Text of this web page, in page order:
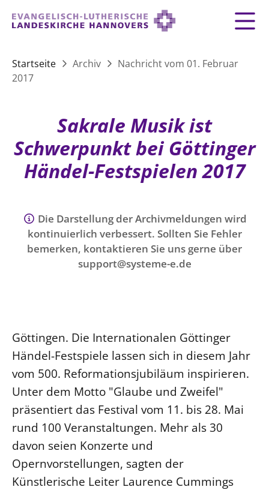
Startseite Archiv
Nachricht vom 01. Februar
2017
Sakrale Musik ist
Schwerpunkt bei Göttinger
Händel-Festspielen 2017
Die Darstellung der Archivmeldungen wird
kontinuierlich verbessert. Sollten Sie Fehler
bemerken, kontaktieren Sie uns gerne über
support@systeme-e.de
Göttingen. Die Internationalen Göttinger
Händel-Festspiele lassen sich in diesem Jahr
vom 500. Reformationsjubiläum inspirieren.
Unter dem Motto "Glaube und Zweifel"
präsentiert das Festival vom 11. bis 28. Mai
rund 100 Veranstaltungen. Mehr als 30
davon seien Konzerte und
Opernvorstellungen, sagten der
Künstlerische Leiter Laurence Cummings
LANDESKIRCHE
LANDESKIRCHE
Bischofsrat
Sprengel und Kirchenkreise der Landeskirche
Hannovers
Organigramm der Landeskirche
Konföderation evangelischer Kirchen in
Niedersachsen
Einrichtungen
LANDESKIRCHENAMT
Willkommen
Kollegium
Abteilungen des Landeskirchenamts
Rechnungsprüfungsamt
Fachstelle Sexualisierte Gewalt
Beschwerdestellen
Kirchenämter
SERVICE FÜR GEMEINDEN
DEMOKRATIE STÄRKEN
KIRCHENEINTRITT
SPENDE
KLIMASCHUTZGESETZ
EVERMORE
RÜCKBLICK: KIRCHENTAG IN HANNOVER
TAUFE BIS TRAUER
TAUFE
KONFIRMATION
HOCHZEIT
TRAUER
GLAUBE
FEIERN
10 Gebote
Vater unser
Kirchenmusik
Gesangbuch
Glocken
VERSTEHEN
Positionen
Ökumene
Religionen
IM NOTFALL
HILFE IM ALLTAG
LEBEN & STERBEN
SEELSORGE
MITMACHEN
ZUKUNFT
GESELLSCHAFT & LEBEN
ZUSAMMENLEBEN
Vielfalt
Hilfe für Geflüchtete
Partnerschaft weltweit
Bildung
Friedensethik
Friedensarbeit
Friedensorte
Nachhaltigkeit
Erneuerbare Energien
Mobilität
Naturschutz
Gebäude
Barrierefreiheit
Presse
Freie Stellen
Service für Gemeinden
Suche